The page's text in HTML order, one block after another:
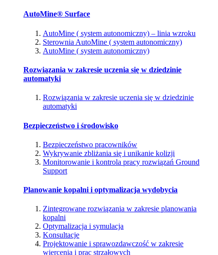
AutoMine® Surface
AutoMine ( system autonomiczny) – linia wzroku
Sterownia AutoMine ( system autonomiczny)
AutoMine ( system autonomiczny)
Rozwiązania w zakresie uczenia się w dziedzinie
automatyki
Rozwiązania w zakresie uczenia się w dziedzinie
automatyki
Bezpieczeństwo i środowisko
Bezpieczeństwo pracowników
Wykrywanie zbliżania się i unikanie kolizji
Monitorowanie i kontrola pracy rozwiązań Ground
Support
Planowanie kopalni i optymalizacja wydobycia
Zintegrowane rozwiązania w zakresie planowania
kopalni
Optymalizacja i symulacja
Konsultacje
Projektowanie i sprawozdawczość w zakresie
wiercenia i prac strzałowych